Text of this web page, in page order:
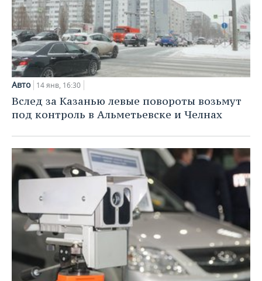
Авто 14 янв, 16:30
Вслед за Казанью левые повороты возьмут
под контроль в Альметьевске и Челнах